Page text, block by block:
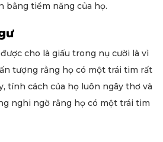
bằng tiềm năng của họ.
cho là giấu trong nụ cười là vì
tượng rằng họ có một trái tim rất
tính cách của họ luôn ngây thơ và
nghi ngờ rằng họ có một trái tim